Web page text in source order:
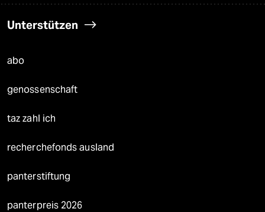
Unterstützen
abo
genossenschaft
taz zahl ich
recherchefonds ausland
panterstiftung
panterpreis 2026